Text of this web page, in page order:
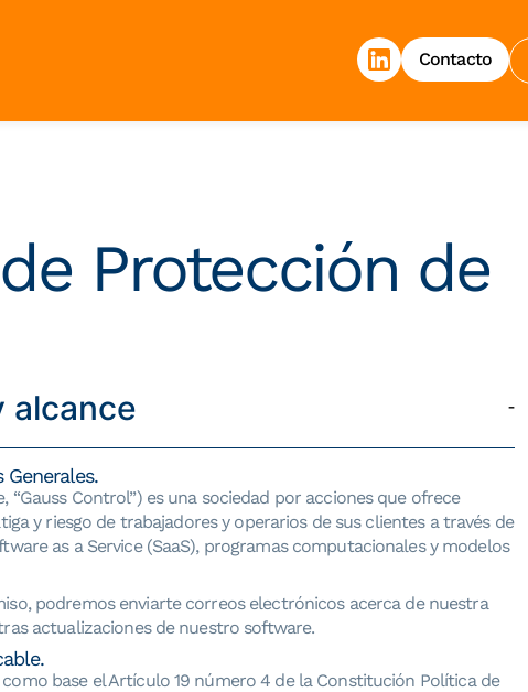
Contacto
Protección de
alcance
Generales.
“Gauss Control”) es una sociedad por acciones que ofrece
y riesgo de trabajadores y operarios de sus clientes a través de
as a Service (SaaS), programas computacionales y modelos
podremos enviarte correos electrónicos acerca de nuestra
actualizaciones de nuestro software.
base el Artículo 19 número 4 de la Constitución Política de